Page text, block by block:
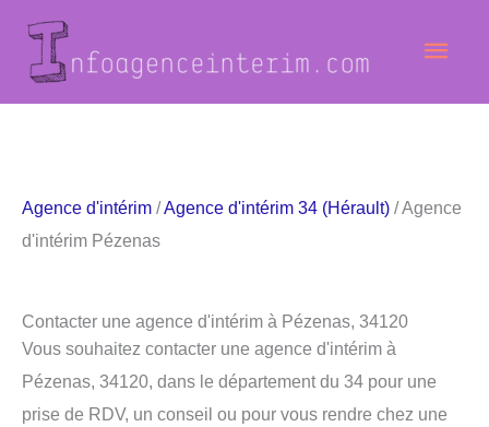
contenu
Agence d'intérim /Agence d'intérim 34 (Hérault) / Agence
d'intérim Pézenas
Contacter une agence d'intérim à Pézenas, 34120
Vous souhaitez contacter une agence d'intérim à
Pézenas, 34120, dans le département du 34 pour une
prise de RDV, un conseil ou pour vous rendre chez une